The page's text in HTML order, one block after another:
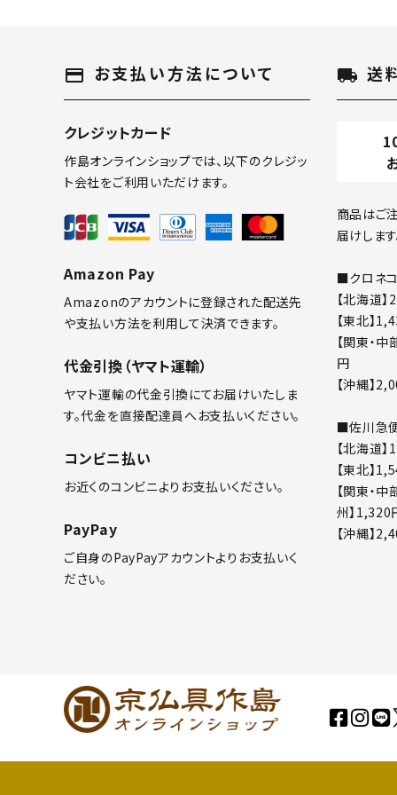
キーワード
payment お支払い方法について
クレジットカード
作島オンラインショップでは、以下のクレジッ
ト会社をご利用いただけます。
Amazon Pay
Amazonのアカウントに登録された配送先
や支払い方法を利用して決済できます。
代金引換（ヤマト運輸）
ヤマト運輸の代金引換にてお届けいたしま
す。代金を直接配達員へお支払いください。
コンビニ払い
お近くのコンビニよりお支払いください。
PayPay
ご自身のPayPayアカウントよりお支払いく
ださい。
local_shipping 送
商品はご
届けします
■クロネ
【北海道
【東北】
【関東・
円
【沖縄】
■佐川急
【北海道
【東北】
【関東・
州】1,320
【沖縄】